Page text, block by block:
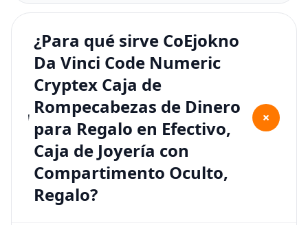
¿Para qué sirve CoEjokno
Da Vinci Code Numeric
Cryptex Caja de
Rompecabezas de Dinero
para Regalo en Efectivo,
Caja de Joyería con
Compartimento Oculto,
Regalo?
+